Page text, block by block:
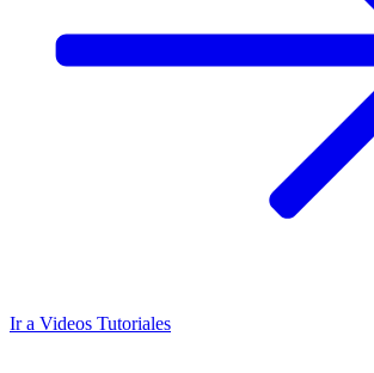
Ir a Videos Tutoriales